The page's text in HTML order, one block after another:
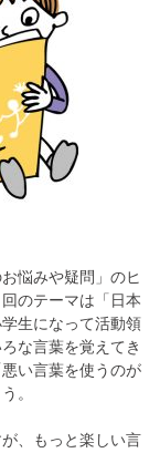
悩みや疑問」のヒ
のテーマは「日本
生になって活動領
な言葉を覚えてき
い言葉を使うのが
。
、もっと楽しい言